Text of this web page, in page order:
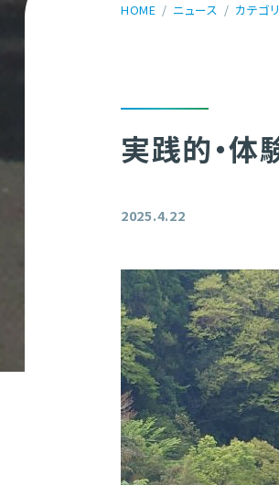
HOME ニュース カテゴ
実践的・体
2025.4.22